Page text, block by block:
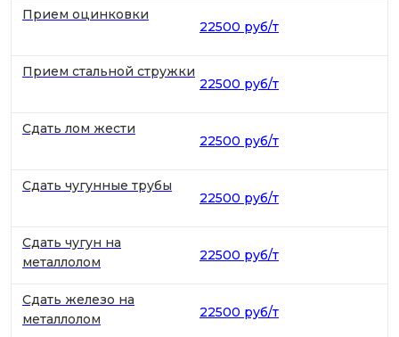
Прием оцинковки
22500 руб/т
Прием стальной стружки
22500 руб/т
Сдать лом жести
22500 руб/т
Сдать чугунные трубы
22500 руб/т
Сдать чугун на
металлолом
22500 руб/т
Сдать железо на
металлолом
22500 руб/т